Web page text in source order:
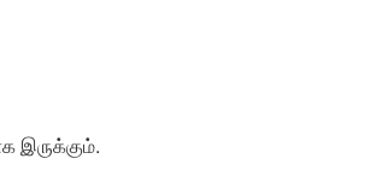
இருக்கும்.